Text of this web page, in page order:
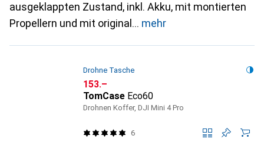
ausgeklappten Zustand, inkl. Akku, mit montierten
Propellern und mit original
mehr
Drohne Tasche
CHF
153.–
TomCase Eco60
Drohnen Koffer, DJI Mini 4 Pro
6